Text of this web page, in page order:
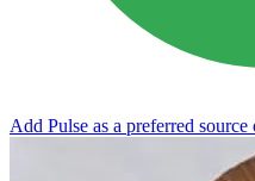
Add Pulse as a preferred